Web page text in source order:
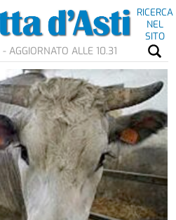
RICERCA
NEL
SITO
AGGIORNATO ALLE 10.31